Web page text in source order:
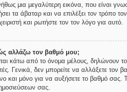
μια μεγαλύτερη εικόνα, που είναι
τα άβαταρ και να επιλέξει τον τρόπο
και ρωτήστε τον τον λόγο για αυτό.
αλλάζω τον βαθμό μου;
κάτω από το όνομα μέλους, δηλώνουν
Γενικά, δεν μπορείτε να αλλάξετε τον
και μόνο για να αυξήσετε το βαθμό σας.
σας.